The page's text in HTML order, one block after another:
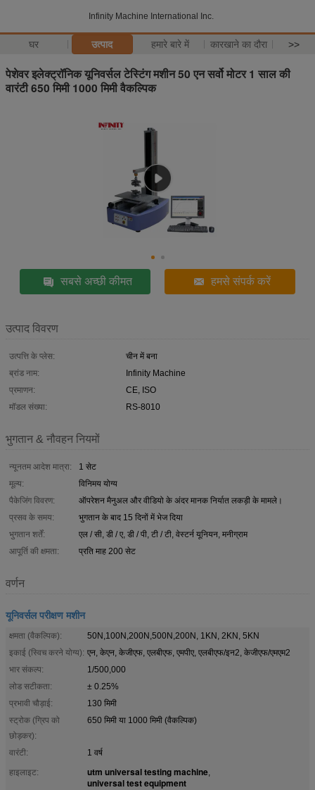
Infinity Machine International Inc.
घर उत्पाद हमारे बारे में कारखाने का दौरा >>
पेशेवर इलेक्ट्रॉनिक यूनिवर्सल टेस्टिंग मशीन 50 एन सर्वो मोटर 1 साल की
वारंटी 650 मिमी 1000 मिमी वैकल्पिक
सबसे अच्छी कीमत हमसे संपर्क करें
उत्पाद विवरण
उत्पत्ति के प्लेस:
चीन में बना
ब्रांड नाम:
Infinity Machine
प्रमाणन:
CE, ISO
मॉडल संख्या:
RS-8010
भुगतान & नौवहन नियमों
न्यूनतम आदेश मात्रा:
1 सेट
मूल्य:
विनिमय योग्य
पैकेजिंग विवरण:
ऑपरेशन मैनुअल और वीडियो के अंदर मानक निर्यात लकड़ी के मामले।
प्रसव के समय:
भुगतान के बाद 15 दिनों में भेज दिया
भुगतान शर्तें:
एल / सी, डी / ए, डी / पी, टी / टी, वेस्टर्न यूनियन, मनीग्राम
आपूर्ति की क्षमता:
प्रति माह 200 सेट
वर्णन
यूनिवर्सल परीक्षण मशीन
क्षमता (वैकल्पिक):
50N,100N,200N,500N,200N, 1KN, 2KN, 5KN
इकाई (स्विच करने योग्य): एन, केएन, केजीएफ, एलबीएफ, एमपीए, एलबीएफ/इन2, केजीएफ/एमएम2
भार संकल्प:
1/500,000
लोड सटीकता:
± 0.25%
प्रभावी चौड़ाई:
130 मिमी
स्ट्रोक (ग्रिप को
छोड़कर):
650 मिमी या 1000 मिमी (वैकल्पिक)
वारंटी:
1 वर्ष
हाइलाइट:
utm universal testing machine,
universal test equipment